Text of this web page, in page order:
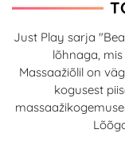
Just Play sarja
lõhnaga,
Massaažiõlil on
kogusest